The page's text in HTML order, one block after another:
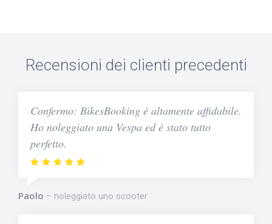
Recensioni dei clienti precedenti
Confermo: BikesBooking è altamente affidabile.
Ho noleggiato una Vespa ed è stato tutto
perfetto.
Paolo noleggiato uno scooter